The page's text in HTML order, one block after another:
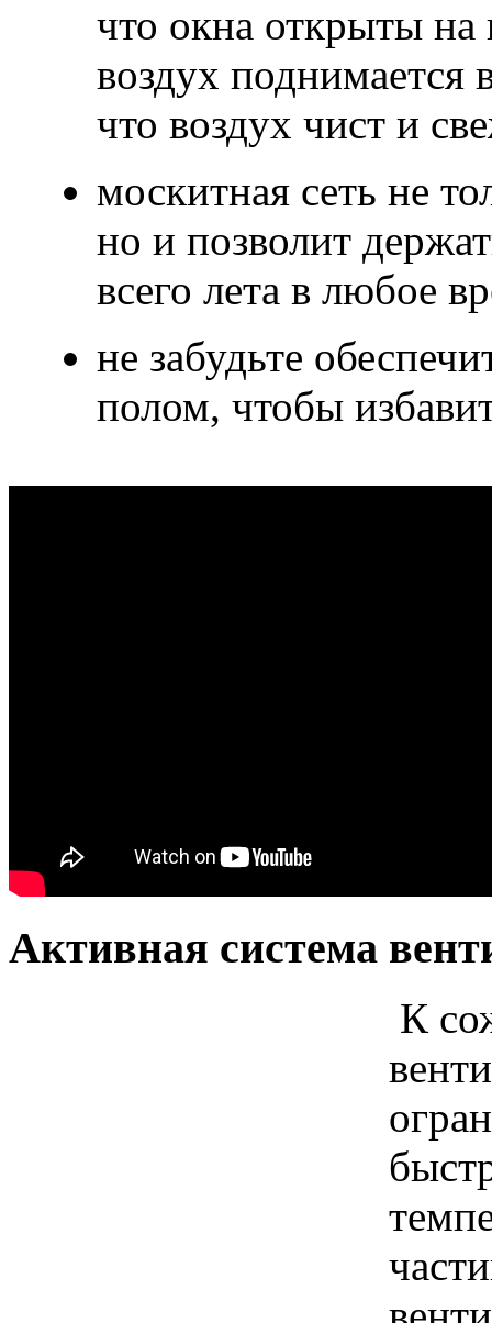
что окна открыты на
воздух поднимается
что воздух чист и
москитная сеть не
но и позволит
всего лета в любое
не забудьте
полом, чтобы
Активная система
К